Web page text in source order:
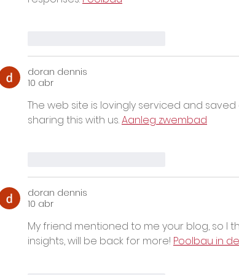
doran dennis
10 abr
The web site is lovingly serviced and
sharing this with us. Aanleg zwembad
doran dennis
10 abr
My friend mentioned to me your blog, so I
insights, will be back for more! Poolbau in